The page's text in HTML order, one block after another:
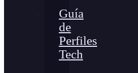
Guía
de
Perfiles
Tech